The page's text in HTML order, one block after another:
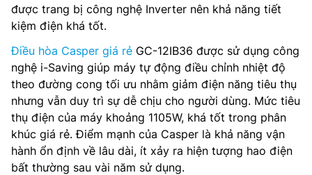
được trang bị công nghệ Inverter nên khả năng tiết
kiệm điện khá tốt.
Điều hòa Casper giá rẻ GC-12IB36 được sử dụng công
nghệ i-Saving giúp máy tự động điều chỉnh nhiệt độ
theo đường cong tối ưu nhằm giảm điện năng tiêu thụ
nhưng vẫn duy trì sự dễ chịu cho người dùng. Mức tiêu
thụ điện của máy khoảng 1105W, khá tốt trong phân
khúc giá rẻ. Điểm mạnh của Casper là khả năng vận
hành ổn định về lâu dài, ít xảy ra hiện tượng hao điện
bất thường sau vài năm sử dụng.